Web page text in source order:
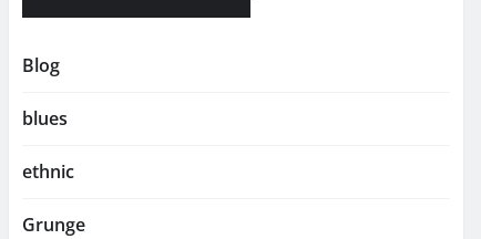
Blog
blues
ethnic
Grunge